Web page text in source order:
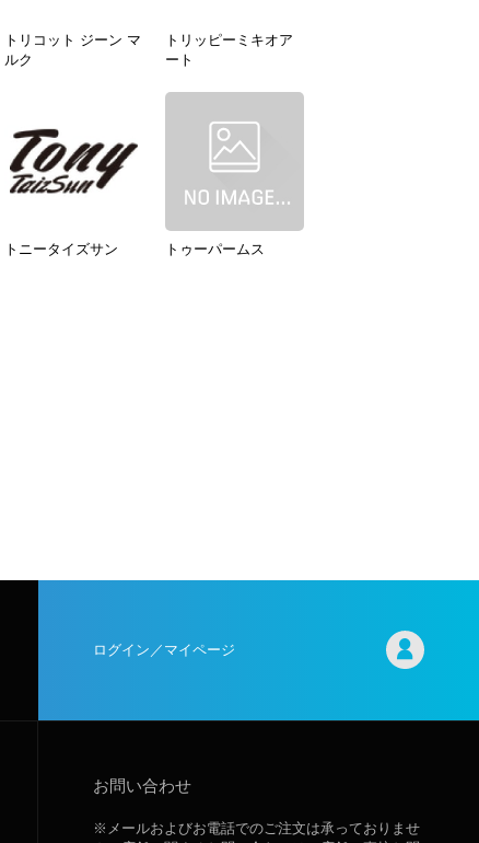
トリコット ジーン マ
ルク
トリッピーミキオア
ート
トニータイズサン トゥーパームス
ログイン／マイページ
お問い合わせ
※メールおよびお電話でのご注文は承っておりませ